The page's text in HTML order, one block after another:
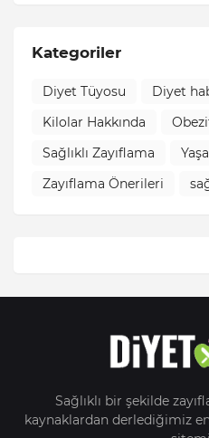
Kategoriler
Diyet Tüyosu Diyet
Kilolar Hakkında
Sağlıklı Zayıflama
Zayıflama Önerileri
Sağlıklı bir şekilde
kaynaklardan derlediğimiz